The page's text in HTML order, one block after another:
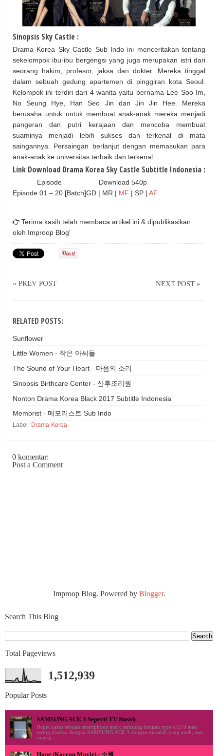
Sinopsis Sky Castle :
Drama Korea Sky Castle Sub Indo ini menceritakan tentang
sekelompok ibu-ibu bergengsi yang juga merupakan istri dari
seorang hakim, profesor, jaksa dan dokter. Mereka tinggal
dalam sebuah gedung apartemen di pinggiran kota Seoul.
Kelompok ini terdiri dari 4 wanita yaitu bernama Lee Soo Im,
No Seung Hye, Han Seo Jin dan Jin Jin Hee. Mereka
berusaha untuk untuk membuat anak-anak mereka menjadi
pangeran dan putri kerajaan dan mencoba membuat
suaminya menjadi lebih sukses dan terkenal di mata
saingannya. Persaingan berlanjut dengan memasukan para
anak-anak ke universitas terbaik dan terkenal.
Link Download Drama Korea Sky Castle Subtitle Indonesia :
Episode
Download 540p
Episode 01 – 20 [Batch]GD | MR | MF | SP | AF
Terima kasih telah membaca artikel ini & dipublikasikan
oleh Improop Blog'
« PREV POST NEXT POST »
RELATED POSTS:
Sunflower
Little Women - 작은 아씨들
The Sound of Your Heart - 마음의 소리
Sinopsis Birthcare Center - 산후조리원
Nonton Drama Korea Black 2017 Subtitle Indonesia
Memorist - 메모리스트 Sub Indo
Label: Drama Korea
0 komentar:
Post a Comment
Improop Blog. Powered by Blogger.
Search This Blog
Total Pageviews
1,512,939
Popular Posts
SAMSUNG ACE 3 Seperti TV Rusak
Dapet kasus sebuah smartphone merk samsung dengan type s7270 atau
sering disebut dengan SAMSUNG ACE 3 dengan masalah yang aneh, saat
smartp...
Hope (Korean Movie) - 소원